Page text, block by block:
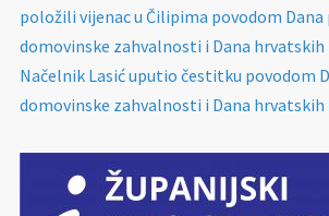
položili vijenac u Čilipima povodom Dana
domovinske zahvalnosti i Dana
Načelnik Lasić uputio čestitku povodom
domovinske zahvalnosti i Dana